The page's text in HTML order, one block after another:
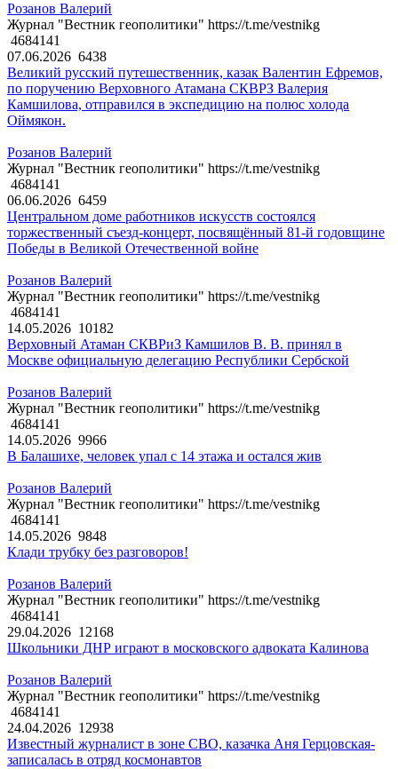
Розанов Валерий
Журнал "Вестник геополитики" https://t.me/vestnikg
4684141
07.06.2026 6438
Великий русский путешественник, казак Валентин Ефремов,
по поручению Верховного Атамана СКВРЗ Валерия
Камшилова, отправился в экспедицию на полюс холода
Оймякон.
Розанов Валерий
Журнал "Вестник геополитики" https://t.me/vestnikg
4684141
06.06.2026 6459
Центральном доме работников искусств состоялся
торжественный съезд-концерт, посвящённый 81-й годовщине
Победы в Великой Отечественной войне
Розанов Валерий
Журнал "Вестник геополитики" https://t.me/vestnikg
4684141
14.05.2026 10182
Верховный Атаман СКВРиЗ Камшилов В. В. принял в
Москве официальную делегацию Республики Сербской
Розанов Валерий
Журнал "Вестник геополитики" https://t.me/vestnikg
4684141
14.05.2026 9966
В Балашихе, человек упал с 14 этажа и остался жив
Розанов Валерий
Журнал "Вестник геополитики" https://t.me/vestnikg
4684141
14.05.2026 9848
Клади трубку без разговоров!
Розанов Валерий
Журнал "Вестник геополитики" https://t.me/vestnikg
4684141
29.04.2026 12168
Школьники ДНР играют в московского адвоката Калинова
Розанов Валерий
Журнал "Вестник геополитики" https://t.me/vestnikg
4684141
24.04.2026 12938
Известный журналист в зоне СВО, казачка Аня Герцовская-
записалась в отряд космонавтов